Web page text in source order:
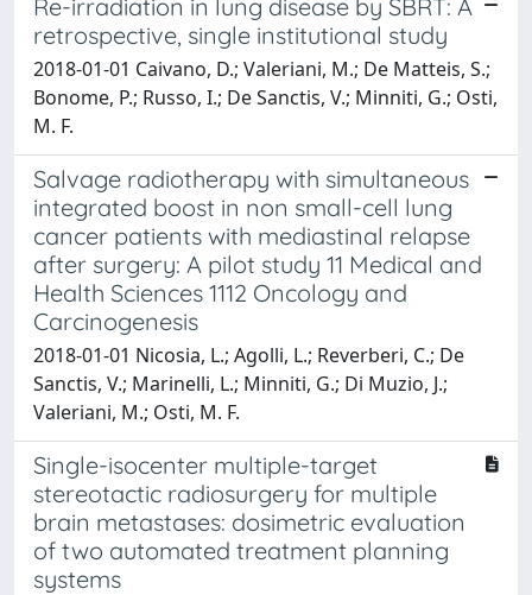
Re-irradiation in lung disease by SBRT: A
retrospective, single institutional study
2018-01-01 Caivano, D.; Valeriani, M.; De Matteis, S.;
Bonome, P.; Russo, I.; De Sanctis, V.; Minniti, G.; Osti,
M. F.
Salvage radiotherapy with simultaneous
integrated boost in non small-cell lung
cancer patients with mediastinal relapse
after surgery: A pilot study 11 Medical and
Health Sciences 1112 Oncology and
Carcinogenesis
2018-01-01 Nicosia, L.; Agolli, L.; Reverberi, C.; De
Sanctis, V.; Marinelli, L.; Minniti, G.; Di Muzio, J.;
Valeriani, M.; Osti, M. F.
Single-isocenter multiple-target
stereotactic radiosurgery for multiple
brain metastases: dosimetric evaluation
of two automated treatment planning
systems